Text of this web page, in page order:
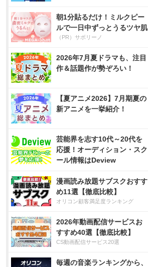
朝1分貼るだけ！ミルクピー
ルで一日中ずっとうるツヤ肌
（PR）サボリーノ
2026年7月夏ドラマも、注目
作＆話題作が勢ぞろい！
【夏アニメ2026】7月期夏の
新アニメを一挙紹介！
芸能界を志す10代～20代を
応援！オーディション・スク
ール情報はDeview
漫画読み放題サブスクおすす
め11選【徹底比較】
オリコン顧客満足度ランキング
2026年動画配信サービスお
すすめ40選【徹底比較】
CS動画配信サービス20選
毎週の音楽ランキングから、